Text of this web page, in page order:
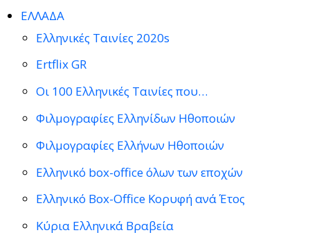
ΕΛΛΑΔΑ
Ελληνικές Ταινίες 2020s
Ertflix GR
Οι 100 Ελληνικές Ταινίες που…
Φιλμογραφίες Ελληνίδων Ηθοποιών
Φιλμογραφίες Ελλήνων Ηθοποιών
Ελληνικό box-office όλων των εποχών
Ελληνικό Box-Office Κορυφή ανά Έτος
Κύρια Ελληνικά Βραβεία